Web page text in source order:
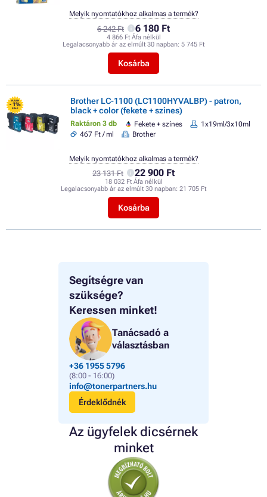
Segítségre van
szüksége?
Keressen minket!
Tanácsadó a
választásban
+36 1955 5796
(8:00 - 16:00)
info@tonerpartners.hu
Érdeklődnék
Az ügyfelek dicsérnek
minket
6 242 Ft 6 180 Ft
4 866 Ft Áfa nélkül
Legalacsonyabb ár az elmúlt 30 napban: 5 745 Ft
Kosárba
Melyik nyomtatókhoz alkalmas a termék?
FLASH
- 1%
SALE
Brother LC-1100 (LC1100HYVALBP) - patron,
black + color (fekete + színes)
Raktáron 3 db Fekete + színes
1x19ml/3x10ml
467 Ft / ml
Brother
23 131 Ft 22 900 Ft
18 032 Ft Áfa nélkül
Legalacsonyabb ár az elmúlt 30 napban: 21 705 Ft
Kosárba
Melyik nyomtatókhoz alkalmas a termék?